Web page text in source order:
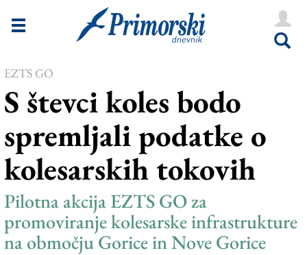
Novice
Goriška
Kultura
Šport
Še
Vreme
V Kioskih
EZTS GO
S števci koles bodo
spremljali podatke o
kolesarskih tokovih
Pilotna akcija EZTS GO za
promoviranje kolesarske infrastrukture
na območju Gorice in Nove Gorice